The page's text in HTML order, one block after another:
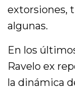
extorsiones,
algunas.
En los
Ravelo ex
la dinámica